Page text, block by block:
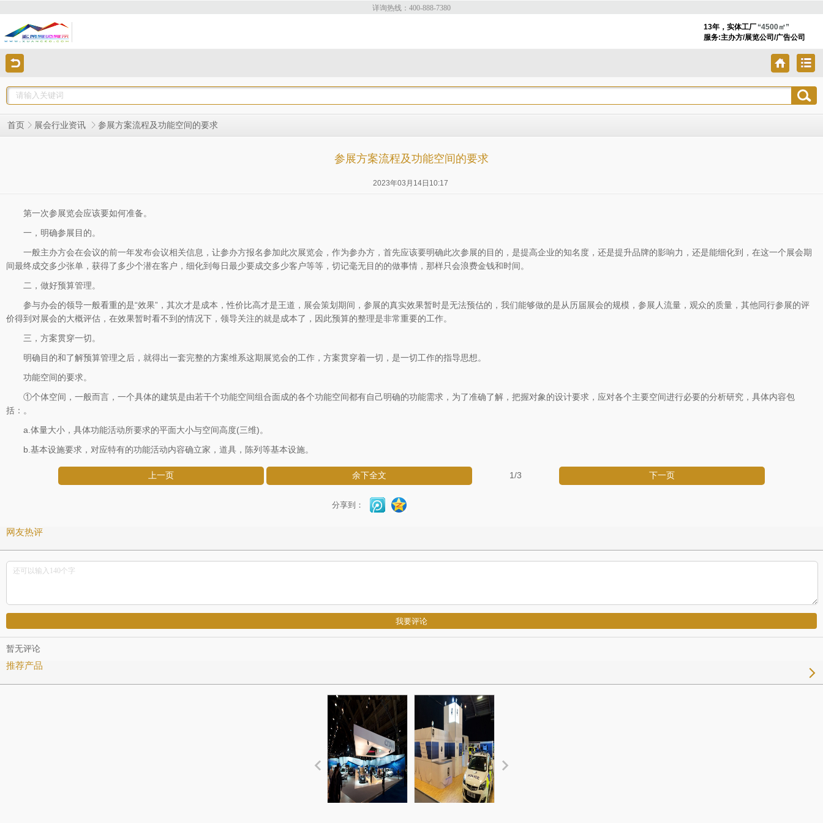
详询热线：400-888-7380
13年，实体工厂 “4500㎡”
服务:主办方/展览公司/广告公司
首页 展会行业资讯 参展方案流程及功能空间的要求
参展方案流程及功能空间的要求
2023年03月14日10:17
第一次参展览会应该要如何准备。
一，明确参展目的。
一般主办方会在会议的前一年发布会议相关信息，让参办方报名参加此次展览会，作为参办方，首先应该要明确此次参展的目的，是提高企业的知名度，还是提升品牌的影响力，还是能细化到，在这一个展会期
间最终成交多少张单，获得了多少个潜在客户，细化到每日最少要成交多少客户等等，切记毫无目的的做事情，那样只会浪费金钱和时间。
二，做好预算管理。
参与办会的领导一般看重的是“效果”，其次才是成本，性价比高才是王道，展会策划期间，参展的真实效果暂时是无法预估的，我们能够做的是从历届展会的规模，参展人流量，观众的质量，其他同行参展的评
价得到对展会的大概评估，在效果暂时看不到的情况下，领导关注的就是成本了，因此预算的整理是非常重要的工作。
三，方案贯穿一切。
明确目的和了解预算管理之后，就得出一套完整的方案维系这期展览会的工作，方案贯穿着一切，是一切工作的指导思想。
功能空间的要求。
①个体空间，一般而言，一个具体的建筑是由若干个功能空间组合面成的各个功能空间都有自己明确的功能需求，为了准确了解，把握对象的设计要求，应对各个主要空间进行必要的分析研究，具体内容包
括：。
a.体量大小，具体功能活动所要求的平面大小与空间高度(三维)。
b.基本设施要求，对应特有的功能活动内容确立家，道具，陈列等基本设施。
上一页 余下全文 1/3 下一页
分享到：
网友热评
暂无评论
推荐产品